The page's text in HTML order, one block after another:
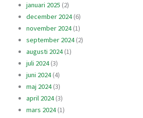
januari 2025 (2)
december 2024(6)
november 2024(1)
september 2024(2)
augusti 2024(1)
juli 2024(3)
juni 2024(4)
maj 2024(3)
april 2024(3)
mars 2024(1)